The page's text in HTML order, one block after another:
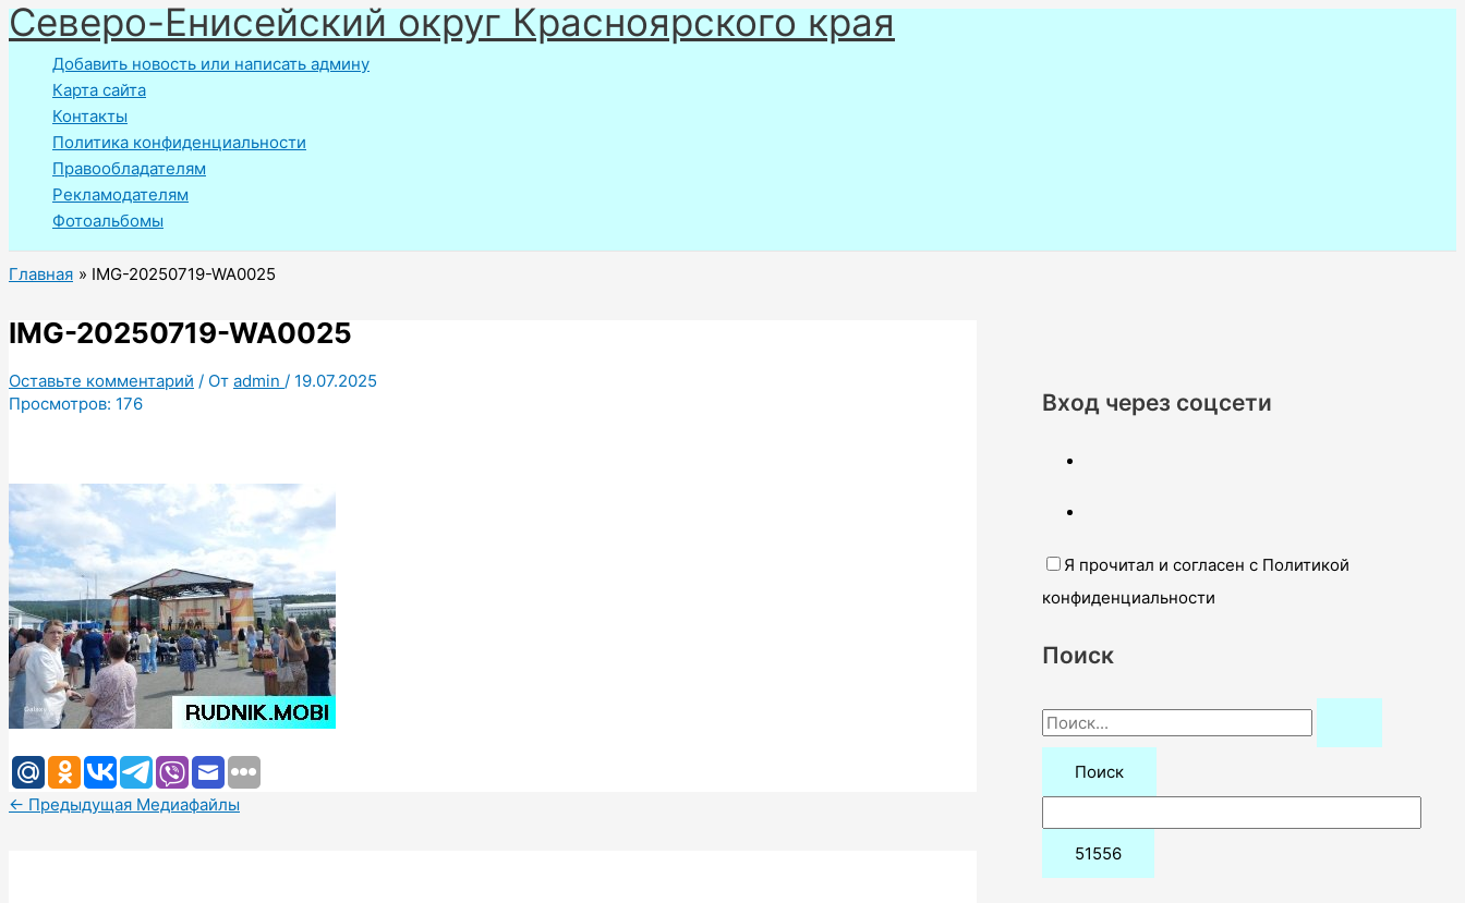
Перейти
к
содержимому
Северо-Енисейский округ Красноярского края
Добавить новость или написать админу
Карта сайта
Контакты
Политика конфиденциальности
Правообладателям
Рекламодателям
Фотоальбомы
Главная IMG-20250719-WA0025
IMG-20250719-WA0025
Оставьте комментарий / От admin / 19.07.2025
Просмотров: 176
← Предыдущая Медиафайлы
Вход через соцсети
Я прочитал и согласен с Политикой
конфиденциальности
Поиск
П
о
: